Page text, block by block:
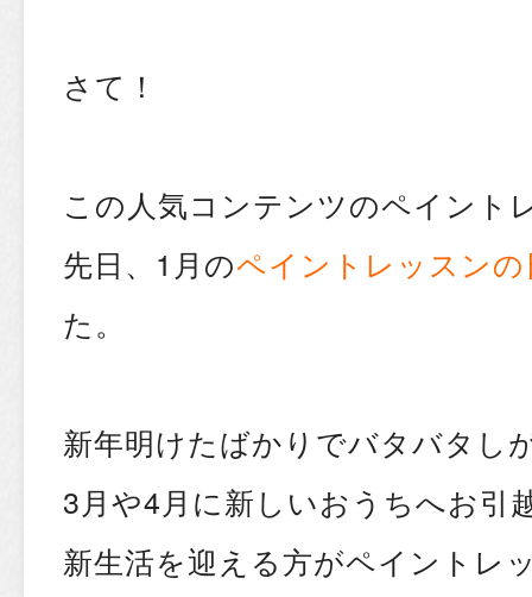
さて！
この人気コンテンツのペイント
先日、1月のペイントレッスンの
た。
新年明けたばかりでバタバタし
3月や4月に新しいおうちへお引
新生活を迎える方がペイントレ